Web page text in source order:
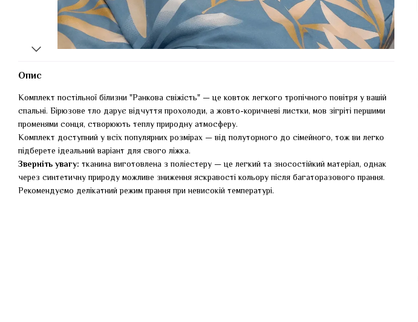
Опис
Комплект постільної білизни "Ранкова свіжість" — це ковток легкого тропічного повітря у вашій
спальні. Бірюзове тло дарує відчуття прохолоди, а жовто-коричневі листки, мов зігріті першими
променями сонця, створюють теплу природну атмосферу.
Комплект доступний у всіх популярних розмірах — від полуторного до сімейного, тож ви легко
підберете ідеальний варіант для свого ліжка.
Зверніть увагу: тканина виготовлена з поліестеру — це легкий та зносостійкий матеріал, однак
через синтетичну природу можливе зниження яскравості кольору після багаторазового прання.
Рекомендуємо делікатний режим прання при невисокій температурі.